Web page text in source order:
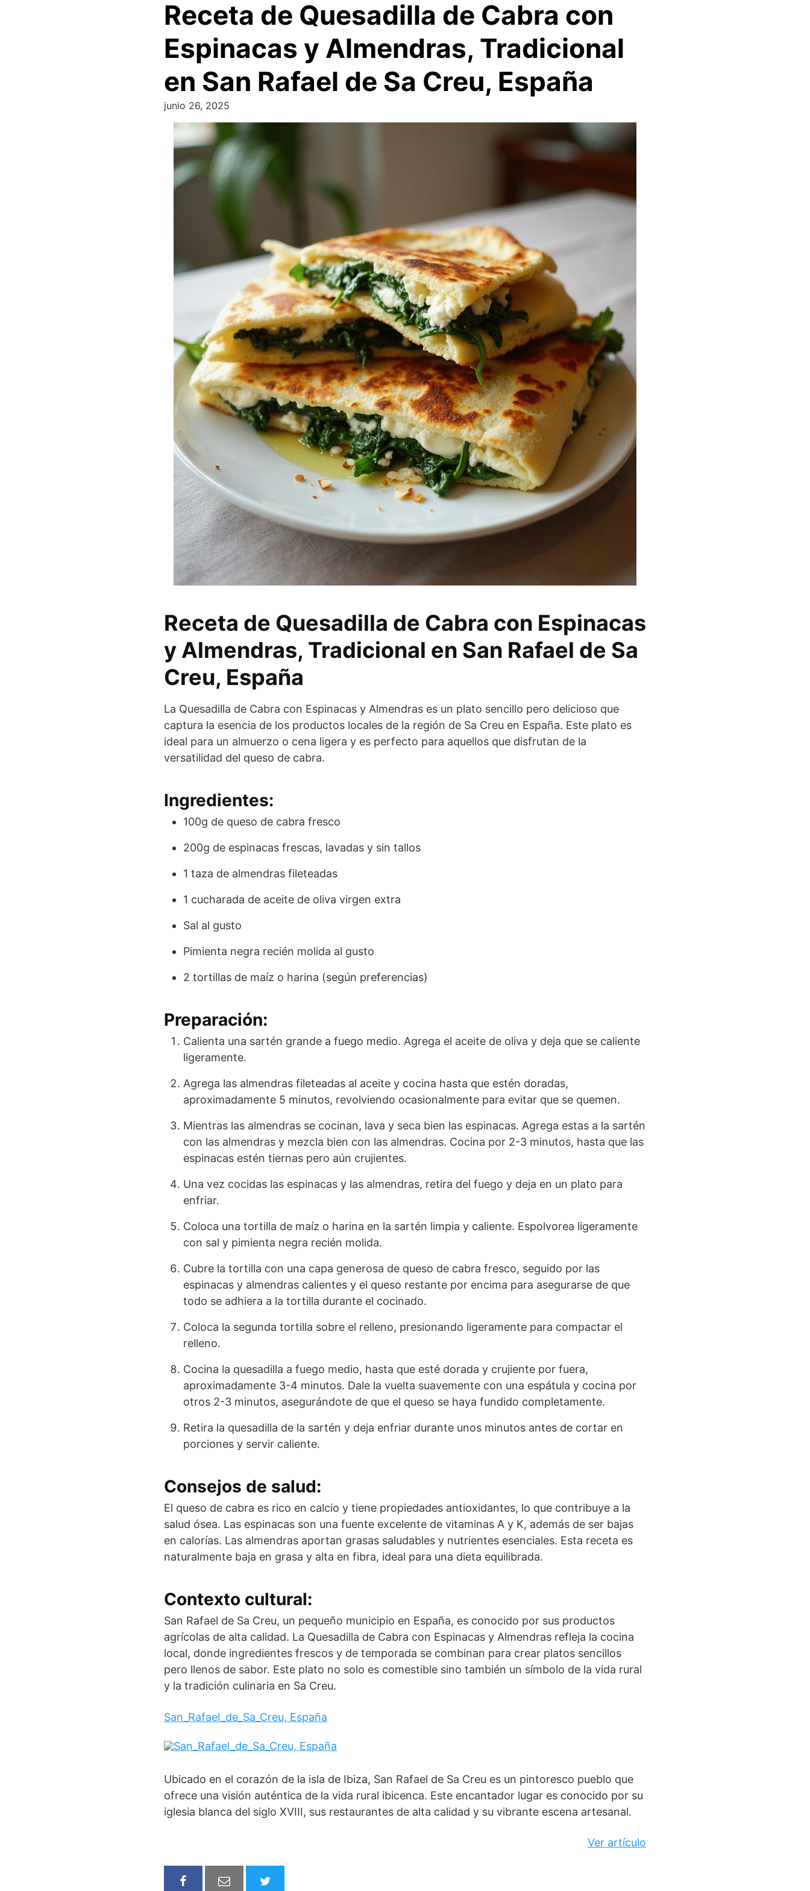
Receta de Quesadilla de Cabra con
Espinacas y Almendras, Tradicional
en San Rafael de Sa Creu, España
junio 26, 2025
Receta de Quesadilla de Cabra con Espinacas
y Almendras, Tradicional en San Rafael de Sa
Creu, España
La Quesadilla de Cabra con Espinacas y Almendras es un plato sencillo pero delicioso que
captura la esencia de los productos locales de la región de Sa Creu en España. Este plato es
ideal para un almuerzo o cena ligera y es perfecto para aquellos que disfrutan de la
versatilidad del queso de cabra.
Ingredientes:
100g de queso de cabra fresco
200g de espinacas frescas, lavadas y sin tallos
1 taza de almendras fileteadas
1 cucharada de aceite de oliva virgen extra
Sal al gusto
Pimienta negra recién molida al gusto
2 tortillas de maíz o harina (según preferencias)
Preparación:
Calienta una sartén grande a fuego medio. Agrega el aceite de oliva y deja que se caliente
ligeramente.
Agrega las almendras fileteadas al aceite y cocina hasta que estén doradas,
aproximadamente 5 minutos, revolviendo ocasionalmente para evitar que se quemen.
Mientras las almendras se cocinan, lava y seca bien las espinacas. Agrega estas a la sartén
con las almendras y mezcla bien con las almendras. Cocina por 2-3 minutos, hasta que las
espinacas estén tiernas pero aún crujientes.
Una vez cocidas las espinacas y las almendras, retira del fuego y deja en un plato para
enfriar.
Coloca una tortilla de maíz o harina en la sartén limpia y caliente. Espolvorea ligeramente
con sal y pimienta negra recién molida.
Cubre la tortilla con una capa generosa de queso de cabra fresco, seguido por las
espinacas y almendras calientes y el queso restante por encima para asegurarse de que
todo se adhiera a la tortilla durante el cocinado.
Coloca la segunda tortilla sobre el relleno, presionando ligeramente para compactar el
relleno.
Cocina la quesadilla a fuego medio, hasta que esté dorada y crujiente por fuera,
aproximadamente 3-4 minutos. Dale la vuelta suavemente con una espátula y cocina por
otros 2-3 minutos, asegurándote de que el queso se haya fundido completamente.
Retira la quesadilla de la sartén y deja enfriar durante unos minutos antes de cortar en
porciones y servir caliente.
Consejos de salud:
El queso de cabra es rico en calcio y tiene propiedades antioxidantes, lo que contribuye a la
salud ósea. Las espinacas son una fuente excelente de vitaminas A y K, además de ser bajas
en calorías. Las almendras aportan grasas saludables y nutrientes esenciales. Esta receta es
naturalmente baja en grasa y alta en fibra, ideal para una dieta equilibrada.
Contexto cultural:
San Rafael de Sa Creu, un pequeño municipio en España, es conocido por sus productos
agrícolas de alta calidad. La Quesadilla de Cabra con Espinacas y Almendras refleja la cocina
local, donde ingredientes frescos y de temporada se combinan para crear platos sencillos
pero llenos de sabor. Este plato no solo es comestible sino también un símbolo de la vida rural
y la tradición culinaria en Sa Creu.
San_Rafael_de_Sa_Creu, España
Ubicado en el corazón de la isla de Ibiza, San Rafael de Sa Creu es un pintoresco pueblo que
ofrece una visión auténtica de la vida rural ibicenca. Este encantador lugar es conocido por su
iglesia blanca del siglo XVIII, sus restaurantes de alta calidad y su vibrante escena artesanal.
Ver artículo